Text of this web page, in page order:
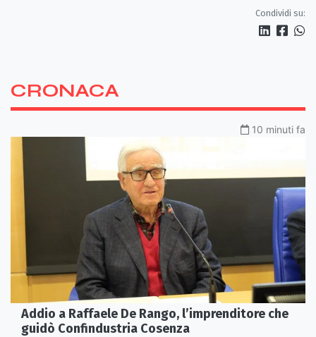
Condividi su:
CRONACA
10 minuti fa
Addio a Raffaele De Rango, l’imprenditore che
guidò Confindustria Cosenza